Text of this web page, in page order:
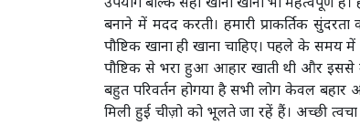
उपयोग बल्कि सही खाना खाना भी महत्वपूर्ण
बनाने में मदद करती। हमारी प्राकर्तिक
पौष्टिक खाना ही खाना चाहिए। पहले के
पौष्टिक से भरा हुआ आहार खाती थी और
बहुत परिवर्तन होगया है सभी लोग केवल
मिली हुई चीज़ो को भूलते जा रहें हैं। अच्छी